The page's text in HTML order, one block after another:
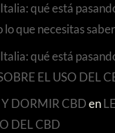
qué está
lo que necesitas saber
qué está
EL USO DEL
DORMIR CBDen
DEL CBD